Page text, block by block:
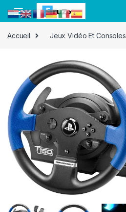
Accueil Jeux Vidéo Et Consoles